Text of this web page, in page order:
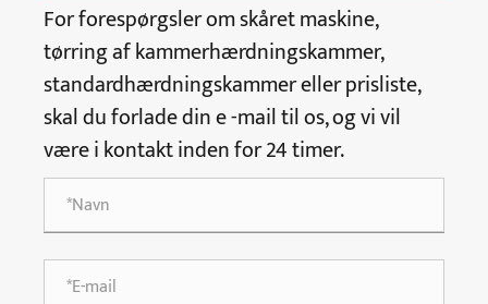
For forespørgsler om skåret maskine,
tørring af kammerhærdningskammer,
standardhærdningskammer eller prisliste,
skal du forlade din e -mail til os, og vi vil
være i kontakt inden for 24 timer.